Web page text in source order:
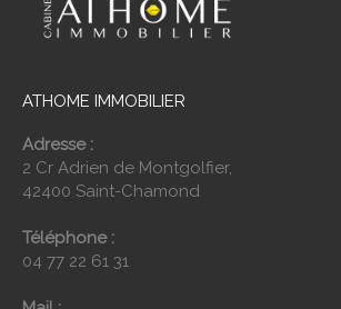
ATHOME IMMOBILIER
Adresse :
2 Cr Adrien de Montgolfier,
42400 Saint-Chamond
Téléphone :
04 77 22 61 31